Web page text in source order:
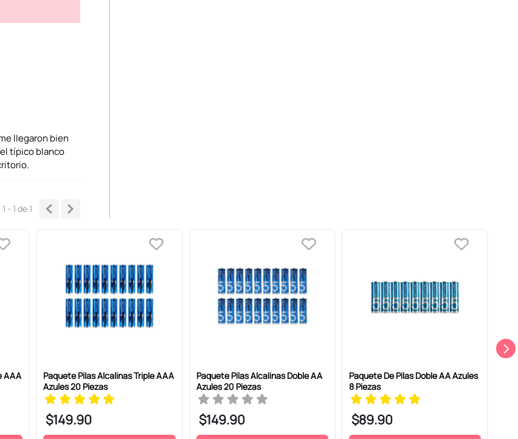
llegaron bien
típico blanco
1 - 1de 1
AAA
Paquete Pilas Alcalinas Triple AAA
Azules 20 Piezas
$149.90
Paquete Pilas Alcalinas Doble AA
Azules 20 Piezas
$149.90
Paquete De Pilas Doble AA Azules
8 Piezas
$89.90